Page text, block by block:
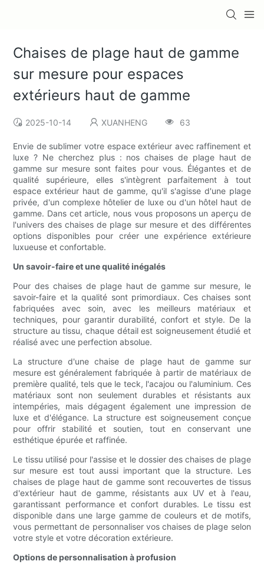
Chaises de plage haut de gamme
sur mesure pour espaces
extérieurs haut de gamme
2025-10-14 XUANHENG 63
Envie de sublimer votre espace extérieur avec raffinement et
luxe ? Ne cherchez plus : nos chaises de plage haut de
gamme sur mesure sont faites pour vous. Élégantes et de
qualité supérieure, elles s'intègrent parfaitement à tout
espace extérieur haut de gamme, qu'il s'agisse d'une plage
privée, d'un complexe hôtelier de luxe ou d'un hôtel haut de
gamme. Dans cet article, nous vous proposons un aperçu de
l'univers des chaises de plage sur mesure et des différentes
options disponibles pour créer une expérience extérieure
luxueuse et confortable.
Un savoir-faire et une qualité inégalés
Pour des chaises de plage haut de gamme sur mesure, le
savoir-faire et la qualité sont primordiaux. Ces chaises sont
fabriquées avec soin, avec les meilleurs matériaux et
techniques, pour garantir durabilité, confort et style. De la
structure au tissu, chaque détail est soigneusement étudié et
réalisé avec une perfection absolue.
La structure d'une chaise de plage haut de gamme sur
mesure est généralement fabriquée à partir de matériaux de
première qualité, tels que le teck, l'acajou ou l'aluminium. Ces
matériaux sont non seulement durables et résistants aux
intempéries, mais dégagent également une impression de
luxe et d'élégance. La structure est soigneusement conçue
pour offrir stabilité et soutien, tout en conservant une
esthétique épurée et raffinée.
Le tissu utilisé pour l'assise et le dossier des chaises de plage
sur mesure est tout aussi important que la structure. Les
chaises de plage haut de gamme sont recouvertes de tissus
d'extérieur haut de gamme, résistants aux UV et à l'eau,
garantissant performance et confort durables. Le tissu est
disponible dans une large gamme de couleurs et de motifs,
vous permettant de personnaliser vos chaises de plage selon
votre style et votre décoration extérieure.
Options de personnalisation à profusion